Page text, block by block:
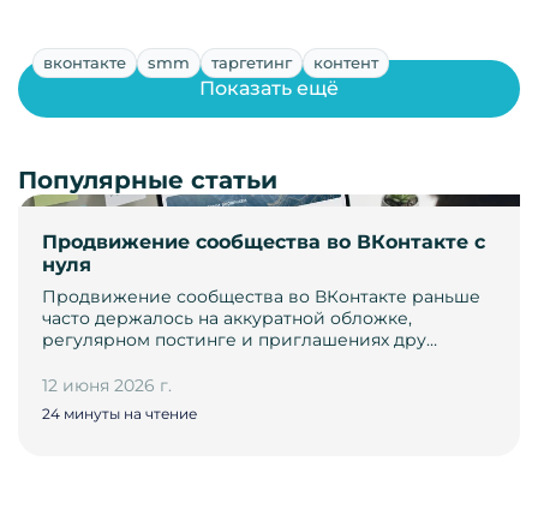
вконтакте smm таргетинг контент
Продвижение сообщества во ВКонтакте с
нуля
Продвижение сообщества во ВКонтакте раньше
часто держалось на аккуратной обложке,
регулярном постинге и приглашениях дру…
12 июня 2026 г.
24 минуты на чтение
Показать ещё
Популярные статьи